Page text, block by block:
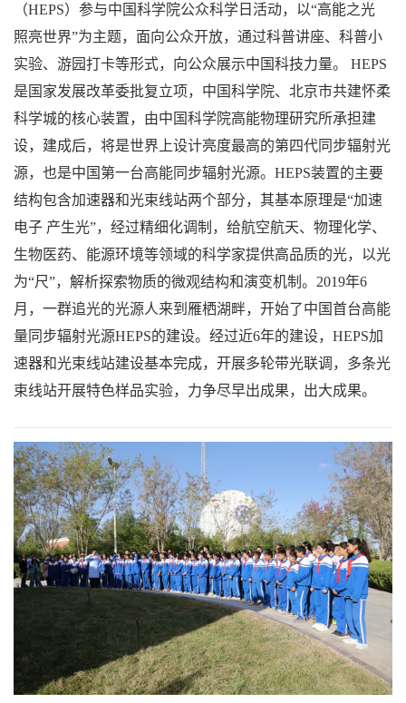
（HEPS）参与中国科学院公众科学日活动，以“高能之光
照亮世界”为主题，面向公众开放，通过科普讲座、科普小
实验、游园打卡等形式，向公众展示中国科技力量。 HEPS
是国家发展改革委批复立项，中国科学院、北京市共建怀柔
科学城的核心装置，由中国科学院高能物理研究所承担建
设，建成后，将是世界上设计亮度最高的第四代同步辐射光
源，也是中国第一台高能同步辐射光源。HEPS装置的主要
结构包含加速器和光束线站两个部分，其基本原理是“加速
电子 产生光”，经过精细化调制，给航空航天、物理化学、
生物医药、能源环境等领域的科学家提供高品质的光，以光
为“尺”，解析探索物质的微观结构和演变机制。2019年6
月，一群追光的光源人来到雁栖湖畔，开始了中国首台高能
量同步辐射光源HEPS的建设。经过近6年的建设，HEPS加
速器和光束线站建设基本完成，开展多轮带光联调，多条光
束线站开展特色样品实验，力争尽早出成果，出大成果。